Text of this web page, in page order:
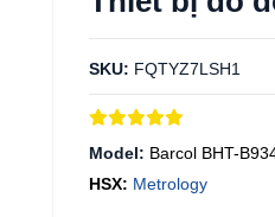
SKU: FQTYZ7LSH1
Model: Barcol BHT-
HSX: Metrology